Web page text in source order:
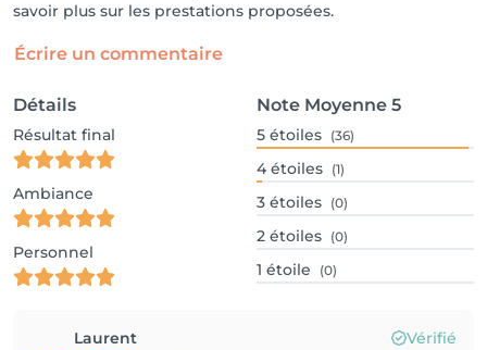
savoir plus sur les prestations proposées.
Écrire un commentaire
Détails
Résultat final
Ambiance
Personnel
Note Moyenne 5
5 étoiles (36)
4 étoiles (1)
3 étoiles (0)
2 étoiles (0)
1 étoile (0)
Laurent Vérifié